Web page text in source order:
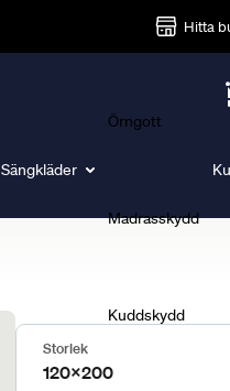
Hitta
Sängkläder
Örngott
Madrasskydd
Kuddskydd
Storlek
120x200